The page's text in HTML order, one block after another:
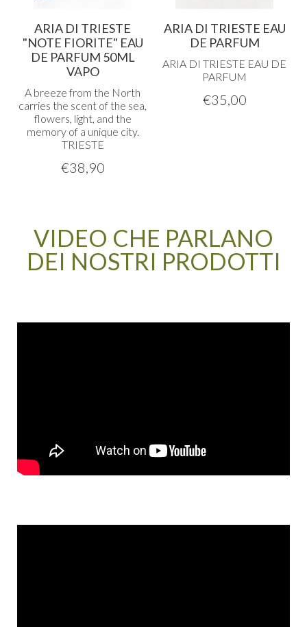
ARIA DI TRIESTE
"NOTE FIORITE" EAU
DE PARFUM 50ML
VAPO
A breeze from the North
carries the scent of the sea,
flowers, light, and the
memory of a unique city.
TRIESTE
€38,90
ARIA DI TRIESTE EAU
DE PARFUM
ARIA DI TRIESTE EAU DE
PARFUM
€35,00
VIDEO CHE PARLANO
DEI NOSTRI PRODOTTI